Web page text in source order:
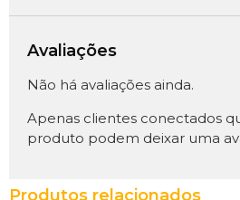
Avaliações
Não há avaliações ainda.
Apenas clientes conectados
produto podem deixar uma
Produtos relacionados